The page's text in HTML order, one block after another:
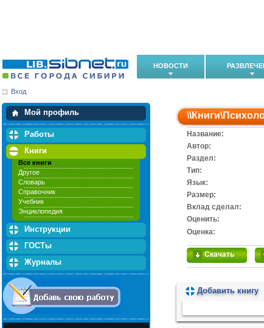
НОВОСТИ
Вход
Мой профиль
Мои закладки
Работы
Книги
Все книги
Другое
Словарь
Справочник
Учебник
Энциклопедия
Инструкции
ГОСТы
Журналы
\\Книги\
Название:
Автор:
Раздел:
Тип:
Язык:
Размер:
Вклад сделал:
Оценить:
Оценка:
Скачать
Добавить книгу